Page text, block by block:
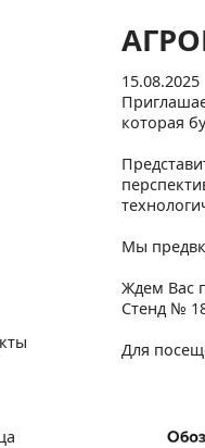
15.08.2025
которая
Мы
Ждем Вас
Стенд №
Для